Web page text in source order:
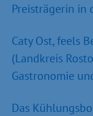
Preisträgerin in
Caty Ost, feels
(Landkreis
Gastronomie
Das